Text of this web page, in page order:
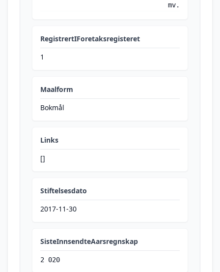
mv.
RegistrertIForetaksregisteret
1
Maalform
Bokmål
Links
[]
Stiftelsesdato
2017-11-30
SisteInnsendteAarsregnskap
2 020